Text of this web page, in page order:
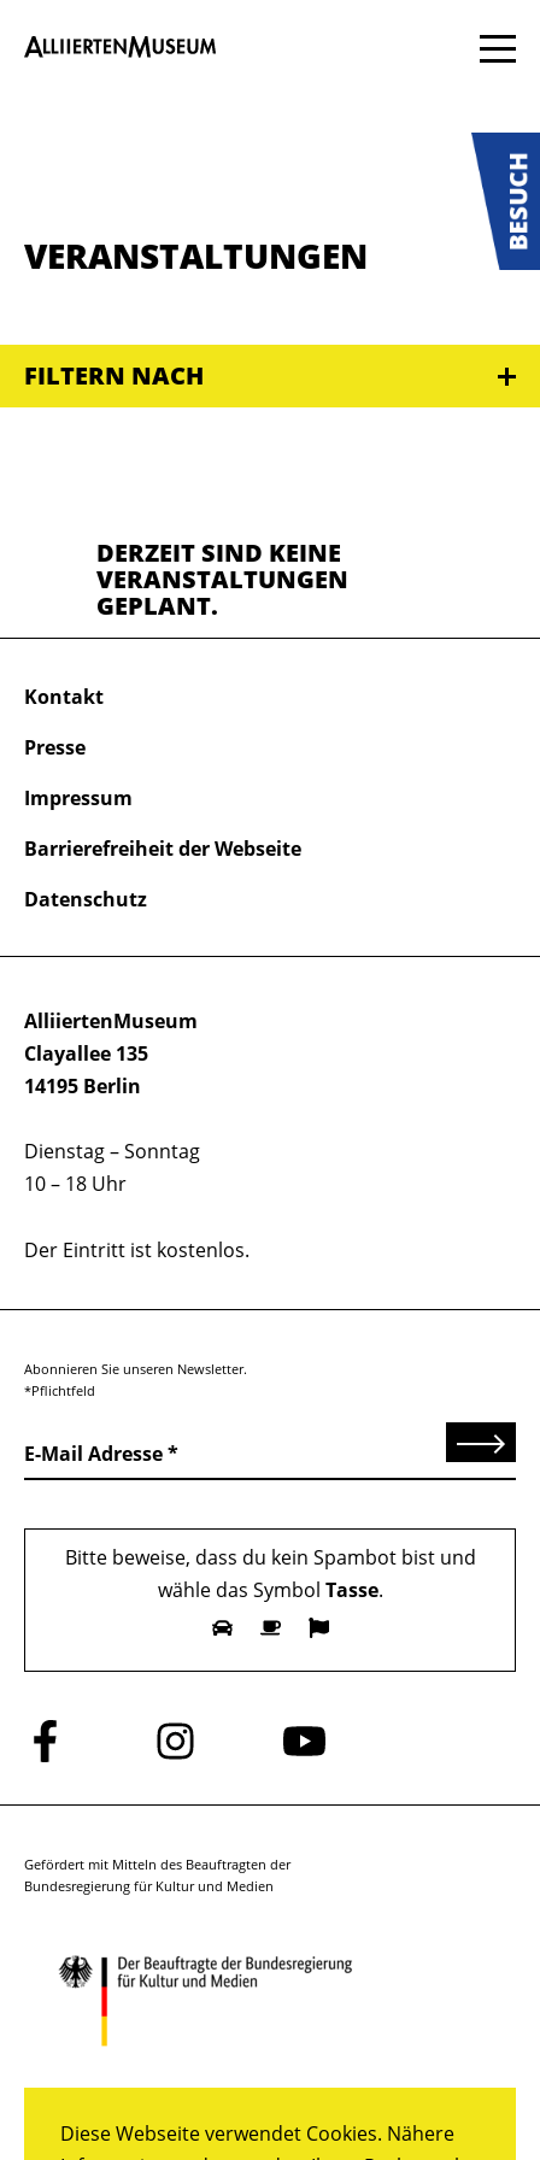
Diese Webseite verwendet Cookies. Nähere
VERANSTALTUNGEN
FILTERN NACH
DERZEIT SIND KEINE
VERANSTALTUNGEN
GEPLANT.
AlliiertenMuseum
Clayallee 135
14195 Berlin
Dienstag – Sonntag
10 – 18 Uhr
Der Eintritt ist kostenlos.
Kontakt
Presse
Impressum
Barrierefreiheit der Webseite
Datenschutz
Abonnieren Sie unseren Newsletter.
*Pflichtfeld
E-Mail Adresse Senden
Bitte beweise, dass du kein Spambot bist und
wähle das Symbol Tasse.
Folge
uns
auf
Folge
uns
auf
Folge
auf
Gefördert mit Mitteln des Beauftragten der
Bundesregierung für Kultur und Medien